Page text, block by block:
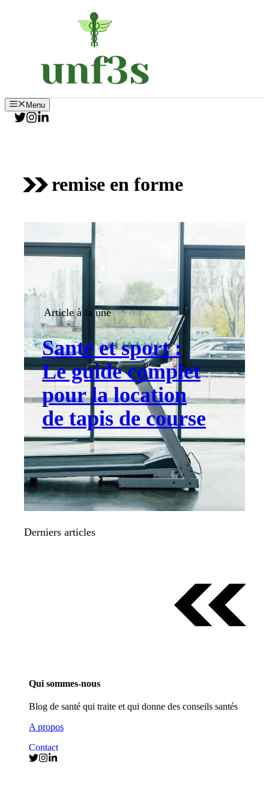
Menu
remise en forme
Article à la une
Santé et sport :
Le guide complet
pour la location
de tapis de course
Derniers articles
Qui sommes-nous
Blog de santé qui traite et qui donne des conseils santés
A propos
Contact